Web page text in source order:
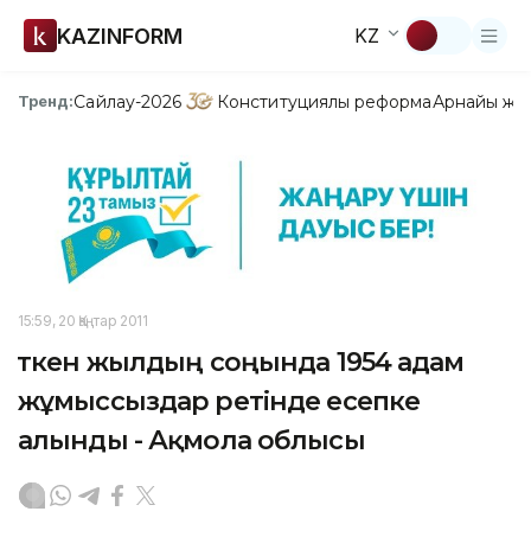
KAZINFORM KZ
Тренд:Сайлау-2026 Конституциялық реформаАрнайы
15:59, 20 Қаңтар 2011
Өткен жылдың соңында 1954 адам
жұмыссыздар ретінде есепке
алынды - Ақмола облысы